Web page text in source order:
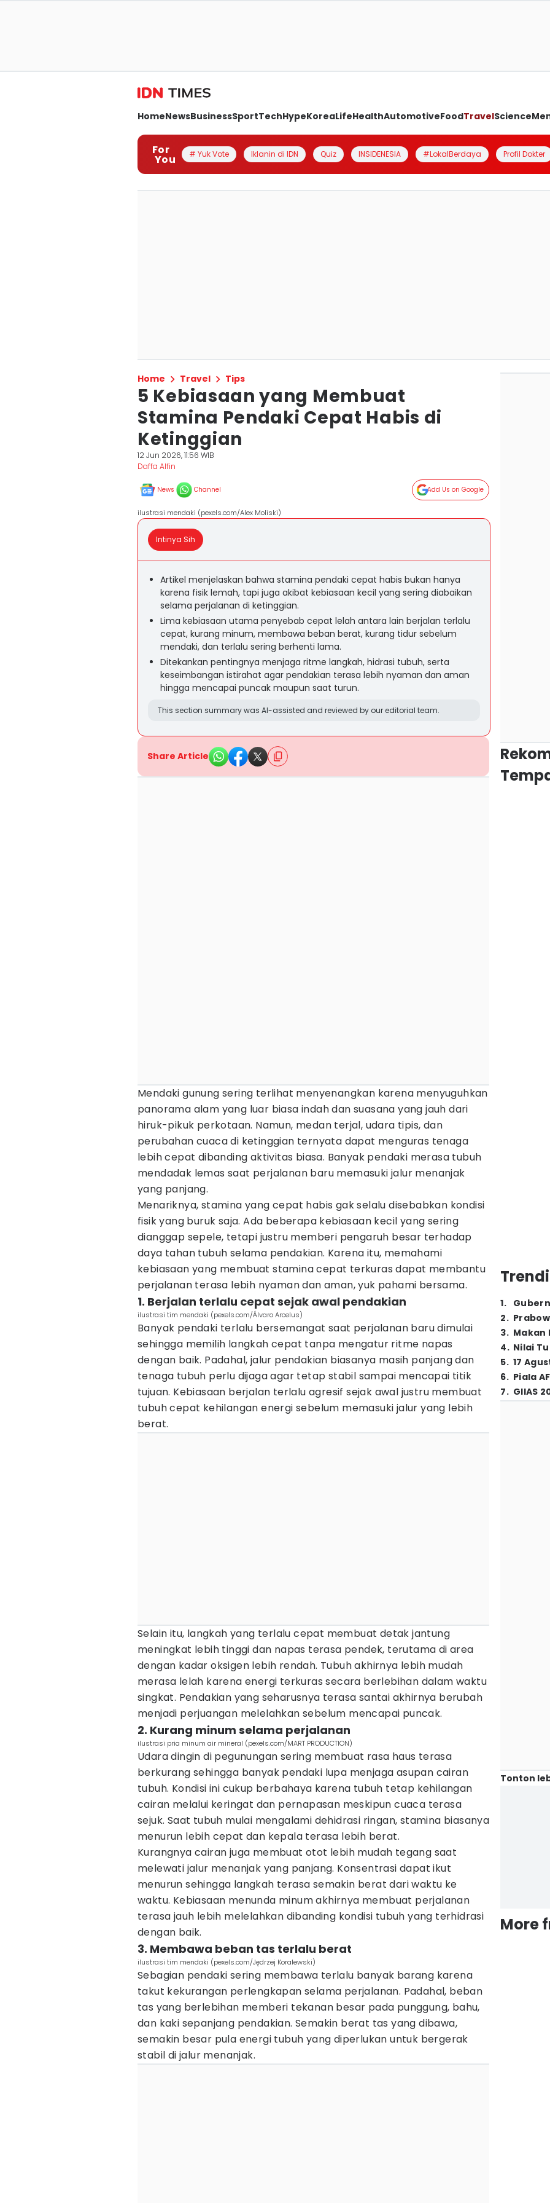
HomeNewsBusinessSportTechHypeKoreaLifeHealthAutomotiveFoodTravelScience
For
You # Yuk Vote Iklanin di IDN Quiz INSIDENESIA #LokalBerdaya Profil Dokter
Home Travel Tips
5 Kebiasaan yang Membuat
Stamina Pendaki Cepat Habis di
Ketinggian
12 Jun 2026, 11:56 WIB
Daffa Alfin
News Channel Add Us on Google
ilustrasi mendaki (pexels.com/Alex Moliski)
Intinya Sih
Artikel menjelaskan bahwa stamina pendaki cepat habis bukan hanya
karena fisik lemah, tapi juga akibat kebiasaan kecil yang sering diabaikan
selama perjalanan di ketinggian.
Lima kebiasaan utama penyebab cepat lelah antara lain berjalan terlalu
cepat, kurang minum, membawa beban berat, kurang tidur sebelum
mendaki, dan terlalu sering berhenti lama.
Ditekankan pentingnya menjaga ritme langkah, hidrasi tubuh, serta
keseimbangan istirahat agar pendakian terasa lebih nyaman dan aman
hingga mencapai puncak maupun saat turun.
This section summary was AI-assisted and reviewed by our editorial team.
Share Article
Mendaki gunung sering terlihat menyenangkan karena menyuguhkan
panorama alam yang luar biasa indah dan suasana yang jauh dari
hiruk-pikuk perkotaan. Namun, medan terjal, udara tipis, dan
perubahan cuaca di ketinggian ternyata dapat menguras tenaga
lebih cepat dibanding aktivitas biasa. Banyak pendaki merasa tubuh
mendadak lemas saat perjalanan baru memasuki jalur menanjak
yang panjang.
Menariknya, stamina yang cepat habis gak selalu disebabkan kondisi
fisik yang buruk saja. Ada beberapa kebiasaan kecil yang sering
dianggap sepele, tetapi justru memberi pengaruh besar terhadap
daya tahan tubuh selama pendakian. Karena itu, memahami
kebiasaan yang membuat stamina cepat terkuras dapat membantu
perjalanan terasa lebih nyaman dan aman, yuk pahami bersama.
1. Berjalan terlalu cepat sejak awal pendakian
ilustrasi tim mendaki (pexels.com/Álvaro Arcelus)
Banyak pendaki terlalu bersemangat saat perjalanan baru dimulai
sehingga memilih langkah cepat tanpa mengatur ritme napas
dengan baik. Padahal, jalur pendakian biasanya masih panjang dan
tenaga tubuh perlu dijaga agar tetap stabil sampai mencapai titik
tujuan. Kebiasaan berjalan terlalu agresif sejak awal justru membuat
tubuh cepat kehilangan energi sebelum memasuki jalur yang lebih
berat.
Selain itu, langkah yang terlalu cepat membuat detak jantung
meningkat lebih tinggi dan napas terasa pendek, terutama di area
dengan kadar oksigen lebih rendah. Tubuh akhirnya lebih mudah
merasa lelah karena energi terkuras secara berlebihan dalam waktu
singkat. Pendakian yang seharusnya terasa santai akhirnya berubah
menjadi perjuangan melelahkan sebelum mencapai puncak.
2. Kurang minum selama perjalanan
ilustrasi pria minum air mineral (pexels.com/MART PRODUCTION)
Udara dingin di pegunungan sering membuat rasa haus terasa
berkurang sehingga banyak pendaki lupa menjaga asupan cairan
tubuh. Kondisi ini cukup berbahaya karena tubuh tetap kehilangan
cairan melalui keringat dan pernapasan meskipun cuaca terasa
sejuk. Saat tubuh mulai mengalami dehidrasi ringan, stamina biasanya
menurun lebih cepat dan kepala terasa lebih berat.
Kurangnya cairan juga membuat otot lebih mudah tegang saat
melewati jalur menanjak yang panjang. Konsentrasi dapat ikut
menurun sehingga langkah terasa semakin berat dari waktu ke
waktu. Kebiasaan menunda minum akhirnya membuat perjalanan
terasa jauh lebih melelahkan dibanding kondisi tubuh yang terhidrasi
dengan baik.
3. Membawa beban tas terlalu berat
ilustrasi tim mendaki (pexels.com/Jędrzej Koralewski)
Sebagian pendaki sering membawa terlalu banyak barang karena
takut kekurangan perlengkapan selama perjalanan. Padahal, beban
tas yang berlebihan memberi tekanan besar pada punggung, bahu,
dan kaki sepanjang pendakian. Semakin berat tas yang dibawa,
semakin besar pula energi tubuh yang diperlukan untuk bergerak
stabil di jalur menanjak.
1.
2.
3. Makan
4. Nilai
5. 17
6. Piala
7. GIIAS
Tonton
More